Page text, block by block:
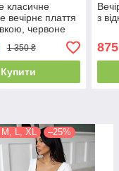
класичне
вечірнє плаття
червоне
1 350 ₴
Купити
з
875
L, XL –25%